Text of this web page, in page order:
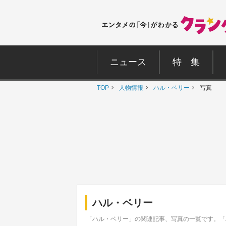
ニュース 特 集
TOP 人物情報 ハル・ベリー 写真
ハル・ベリー
「ハル・ベリー」の関連記事、写真の一覧です。